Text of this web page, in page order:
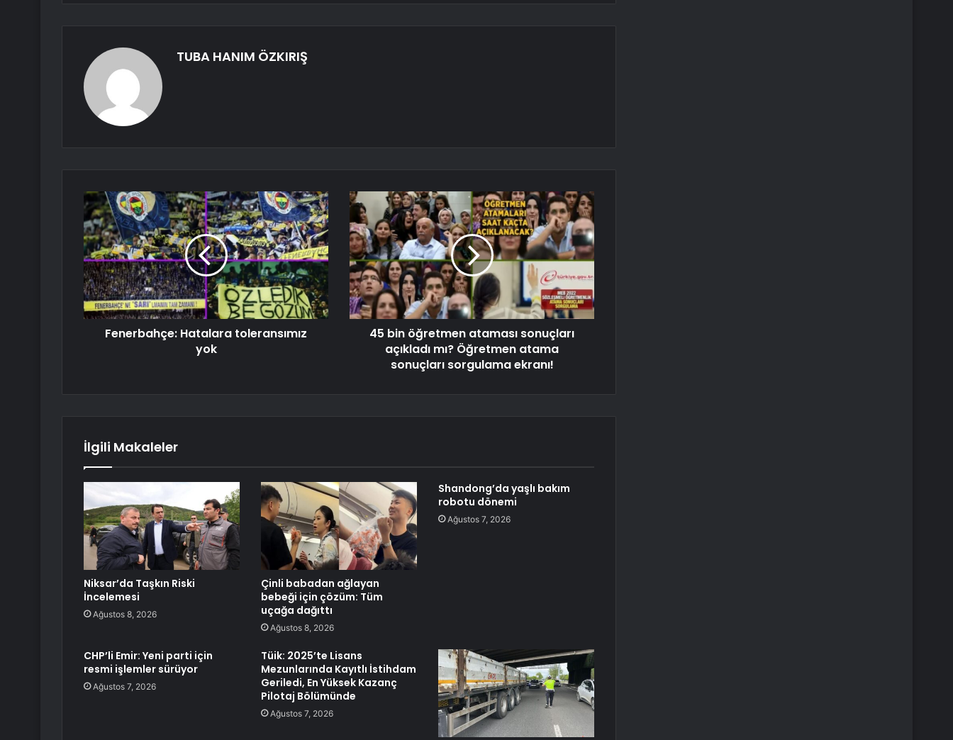
TUBA HANIM ÖZKIRIŞ
Fenerbahçe: Hatalara toleransımız
yok
45 bin öğretmen ataması sonuçları
açıkladı mı? Öğretmen atama
sonuçları sorgulama ekranı!
İlgili Makaleler
Niksar’da Taşkın Riski
İncelemesi
Ağustos 8, 2026
Çinli babadan ağlayan
bebeği için çözüm: Tüm
uçağa dağıttı
Ağustos 8, 2026
Shandong’da yaşlı bakım
robotu dönemi
Ağustos 7, 2026
CHP’li Emir: Yeni parti için
resmi işlemler sürüyor
Ağustos 7, 2026
Tüik: 2025’te Lisans
Mezunlarında Kayıtlı İstihdam
Geriledi, En Yüksek Kazanç
Pilotaj Bölümünde
Ağustos 7, 2026